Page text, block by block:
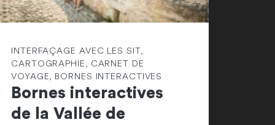
INTERFAÇAGE AVEC LES SIT,
CARTOGRAPHIE, CARNET DE
VOYAGE, BORNES INTERACTIVES
Bornes interactives
de la Vallée de